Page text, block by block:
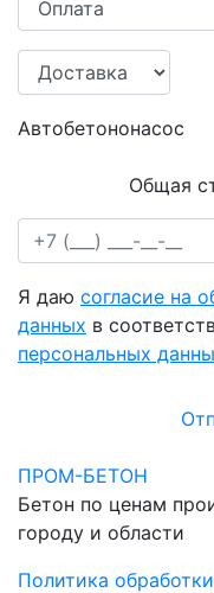
Автобетононасос
Общая
Я даю согласие на
данных в
персональных
ПРОМ-БЕТОН
Бетон по ценам
городу и области
Политика